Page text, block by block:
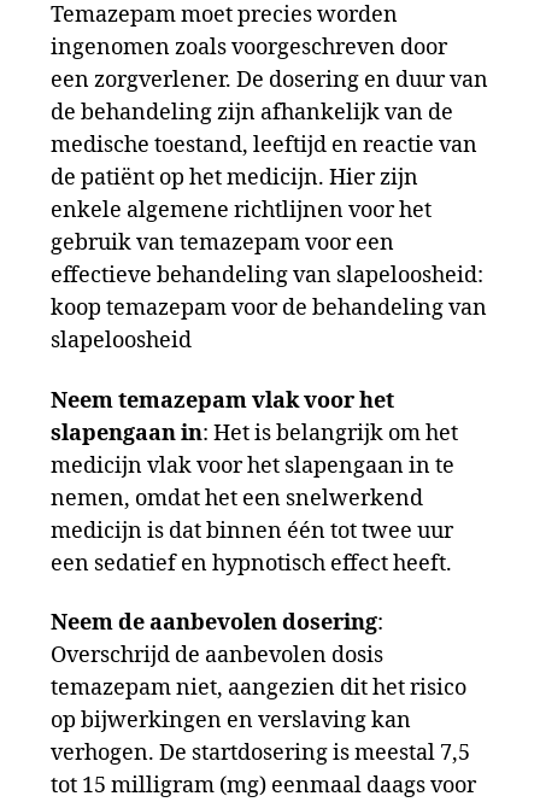
Temazepam moet precies worden
ingenomen zoals voorgeschreven door
een zorgverlener. De dosering en duur van
de behandeling zijn afhankelijk van de
medische toestand, leeftijd en reactie van
de patiënt op het medicijn. Hier zijn
enkele algemene richtlijnen voor het
gebruik van temazepam voor een
effectieve behandeling van slapeloosheid:
koop temazepam voor de behandeling van
slapeloosheid
Neem temazepam vlak voor het
slapengaan in: Het is belangrijk om het
medicijn vlak voor het slapengaan in te
nemen, omdat het een snelwerkend
medicijn is dat binnen één tot twee uur
een sedatief en hypnotisch effect heeft.
Neem de aanbevolen dosering:
Overschrijd de aanbevolen dosis
temazepam niet, aangezien dit het risico
op bijwerkingen en verslaving kan
verhogen. De startdosering is meestal 7,5
tot 15 milligram (mg) eenmaal daags voor